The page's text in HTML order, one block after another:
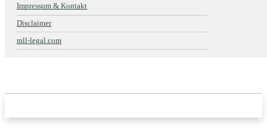
Impressum & Kontakt
Disclaimer
mll-legal.com